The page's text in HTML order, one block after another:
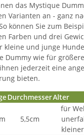
das Mystique
Varianten an - ganz
können Sie zum
Farben und drei
kleine und junge
Dummy wie für
jederzeit eine
bieten.
DurchmesserAlter
5,5cm
für